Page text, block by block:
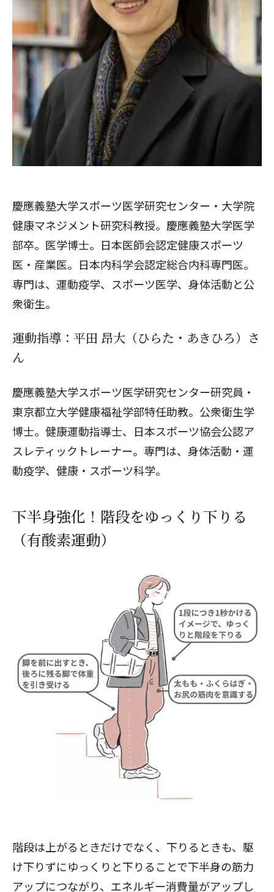
慶應義塾大学スポーツ医学研究センター・大学院
健康マネジメント研究科教授。慶應義塾大学医学
部卒。医学博士。日本医師会認定健康スポーツ
医・産業医。日本内科学会認定総合内科専門医。
専門は、運動疫学、スポーツ医学、身体活動と公
衆衛生。
運動指導：平田 昂大（ひらた・あきひろ）さ
ん
慶應義塾大学スポーツ医学研究センター研究員・
東京都立大学健康福祉学部特任助教。公衆衛生学
博士。健康運動指導士、日本スポーツ協会公認ア
スレティックトレーナー。専門は、身体活動・運
動疫学、健康・スポーツ科学。
下半身強化！階段をゆっくり下りる
（有酸素運動）
階段は上がるときだけでなく、下りるときも、駆
け下りずにゆっくりと下りることで下半身の筋力
アップにつながり、エネルギー消費量がアップし